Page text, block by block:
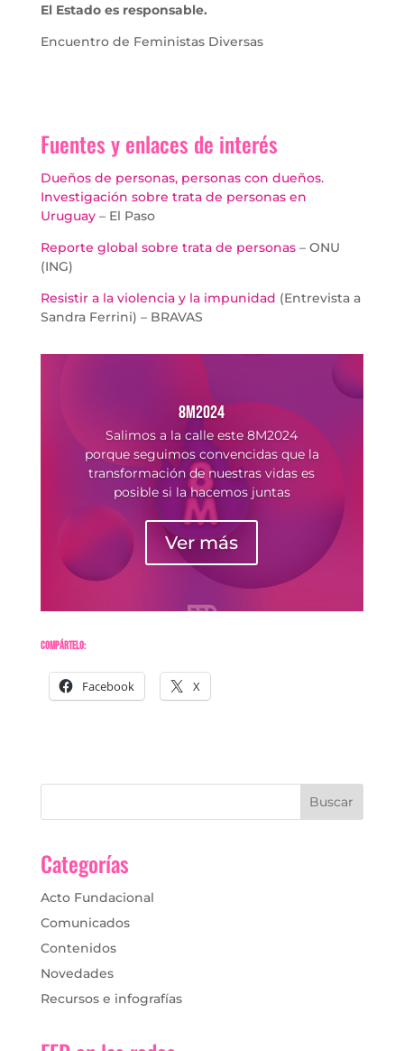
El Estado es responsable.
Encuentro de Feministas Diversas
Fuentes y enlaces de interés
Dueños de personas, personas con dueños.
Investigación sobre trata de personas en
Uruguay– El Paso
Reporte global sobre trata de personas– ONU
(ING)
Resistir a la violencia y la impunidad (Entrevista a
Sandra Ferrini) – BRAVAS
8M2024
Salimos a la calle este 8M2024
porque seguimos convencidas que la
transformación de nuestras vidas es
posible si la hacemos juntas
Ver más
Compártelo:
Facebook X
Categorías
Acto Fundacional
Comunicados
Contenidos
Novedades
Recursos e infografías